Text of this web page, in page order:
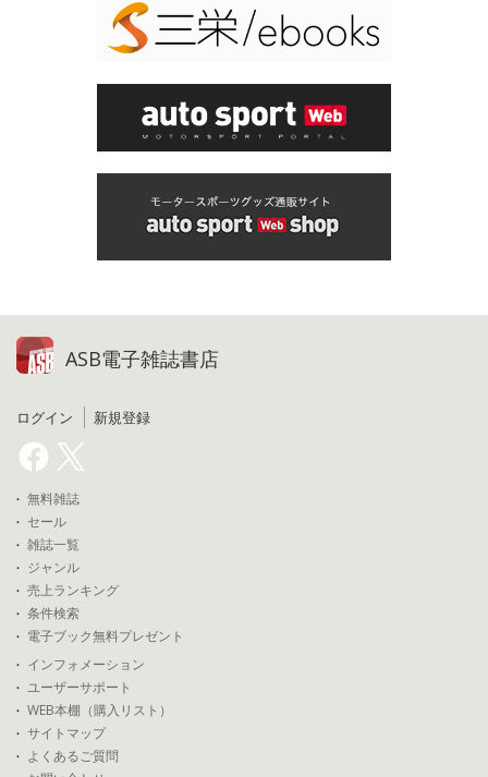
ASB電子雑誌書店
ログイン 新規登録
無料雑誌
セール
雑誌一覧
ジャンル
売上ランキング
条件検索
電子ブック無料プレゼント
インフォメーション
ユーザーサポート
WEB本棚（購入リスト）
サイトマップ
よくあるご質問